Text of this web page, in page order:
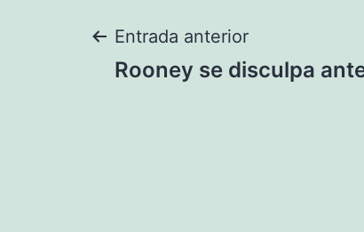
Navegación
Entrada anterior
Rooney se disculpa